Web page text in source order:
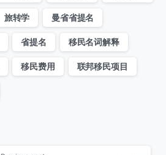
旅转学 曼省省提名
省提名 移民名词解释
移民费用 联邦移民项目